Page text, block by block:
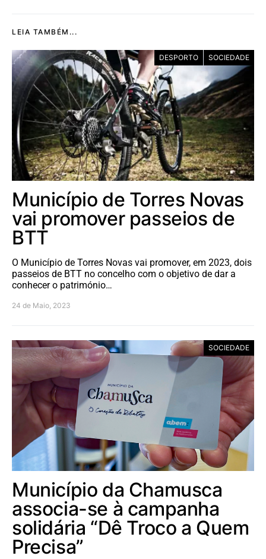
LEIA TAMBÉM...
DESPORTO SOCIEDADE
Município de Torres Novas
vai promover passeios de
BTT
O Município de Torres Novas vai promover, em 2023, dois
passeios de BTT no concelho com o objetivo de dar a
conhecer o património…
24 de Maio, 2023
SOCIEDADE
Município da Chamusca
associa-se à campanha
solidária “Dê Troco a Quem
Precisa”